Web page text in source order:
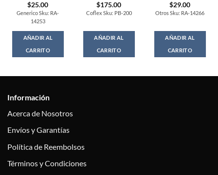
$25.00
Generico Sku: RA-
14253
AÑADIR AL
CARRITO
$175.00
Coflex Sku: PB-200
AÑADIR AL
CARRITO
$29.00
Otros Sku: RA-14266
AÑADIR AL
CARRITO
Información
Acerca de Nosotros
Envíos y Garantías
Política de Reembolsos
Términos y Condiciones